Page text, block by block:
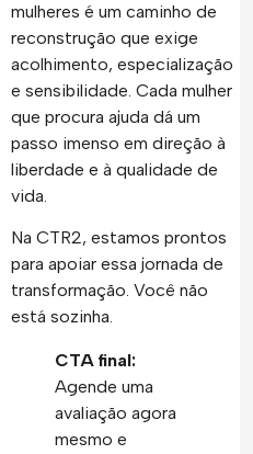
mulheres é um caminho de
reconstrução que exige
acolhimento, especialização
e sensibilidade. Cada mulher
que procura ajuda dá um
passo imenso em direção à
liberdade e à qualidade de
vida.
Na CTR2, estamos prontos
para apoiar essa jornada de
transformação. Você não
está sozinha.
CTA final:
Agende uma
avaliação agora
mesmo e